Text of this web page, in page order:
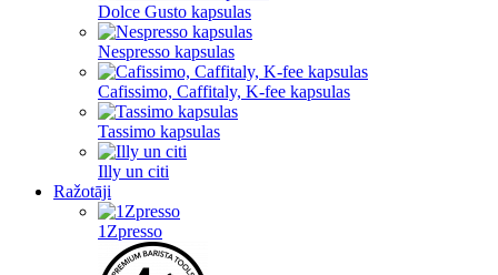
Dolce Gusto kapsulas
Nespresso kapsulas
Cafissimo, Caffitaly, K-fee kapsulas
Tassimo kapsulas
Illy un citi
Ražotāji
1Zpresso